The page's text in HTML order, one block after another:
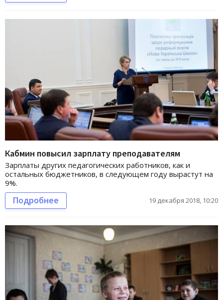
Кабмин повысил зарплату преподавателям
Зарплаты других педагогических работников, как и
остальных бюджетников, в следующем году вырастут на
9%.
Подробнее 19 декабря 2018, 10:20